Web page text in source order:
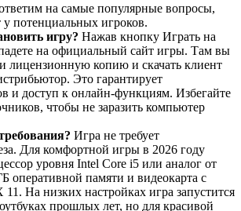
на самые популярные вопросы,
потенциальных игроков.
игру? Нажав кнопку Играть на
на официальный сайт игры. Там вы
лицензионную копию и скачать клиент
Это гарантирует
и доступ к онлайн-функциям. Избегайте
чтобы не заразить компьютер
Игра не требует
Для комфортной игры в 2026 году
уровня Intel Core i5 или аналог от
памяти и видеокарта с
На низких настройках игра запустится
прошлых лет, но для красивой